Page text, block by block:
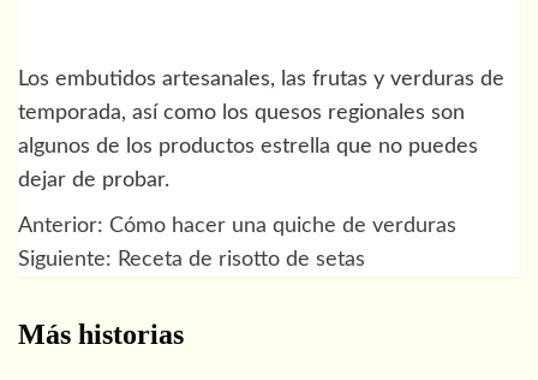
Los embutidos artesanales, las frutas y verduras de
temporada, así como los quesos regionales son
algunos de los productos estrella que no puedes
dejar de probar.
Navegación
entradas
Anterior: Cómo hacer una quiche de verduras
Siguiente: Receta de risotto de setas
Más historias